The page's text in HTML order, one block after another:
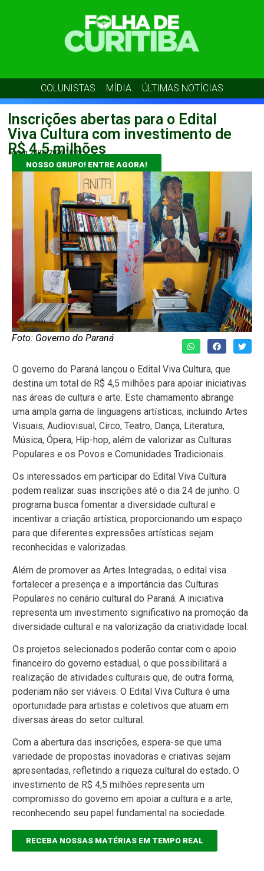
COLUNISTAS MÍDIA ÚLTIMAS NOTÍCIAS
Inscrições abertas para o Edital
Viva Cultura com investimento de
R$ 4,5 milhões
admin 25/05/2026 18:49
NOSSO GRUPO! ENTRE AGORA!
Foto: Governo do Paraná
O governo do Paraná lançou o Edital Viva Cultura, que
destina um total de R$ 4,5 milhões para apoiar iniciativas
nas áreas de cultura e arte. Este chamamento abrange
uma ampla gama de linguagens artísticas, incluindo Artes
Visuais, Audiovisual, Circo, Teatro, Dança, Literatura,
Música, Ópera, Hip-hop, além de valorizar as Culturas
Populares e os Povos e Comunidades Tradicionais.
Os interessados em participar do Edital Viva Cultura
podem realizar suas inscrições até o dia 24 de junho. O
programa busca fomentar a diversidade cultural e
incentivar a criação artística, proporcionando um espaço
para que diferentes expressões artísticas sejam
reconhecidas e valorizadas.
Além de promover as Artes Integradas, o edital visa
fortalecer a presença e a importância das Culturas
Populares no cenário cultural do Paraná. A iniciativa
representa um investimento significativo na promoção da
diversidade cultural e na valorização da criatividade local.
Os projetos selecionados poderão contar com o apoio
financeiro do governo estadual, o que possibilitará a
realização de atividades culturais que, de outra forma,
poderiam não ser viáveis. O Edital Viva Cultura é uma
oportunidade para artistas e coletivos que atuam em
diversas áreas do setor cultural.
Com a abertura das inscrições, espera-se que uma
variedade de propostas inovadoras e criativas sejam
apresentadas, refletindo a riqueza cultural do estado. O
investimento de R$ 4,5 milhões representa um
compromisso do governo em apoiar a cultura e a arte,
reconhecendo seu papel fundamental na sociedade.
RECEBA NOSSAS MATÉRIAS EM TEMPO REAL